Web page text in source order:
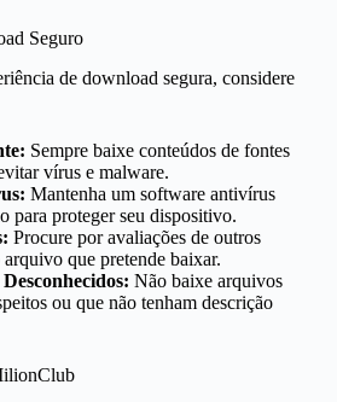
Seguro
de download segura, considere
Sempre baixe conteúdos de fontes
vírus e malware.
Mantenha um software antivírus
para proteger seu dispositivo.
Procure por avaliações de outros
que pretende baixar.
Não baixe arquivos
ou que não tenham descrição